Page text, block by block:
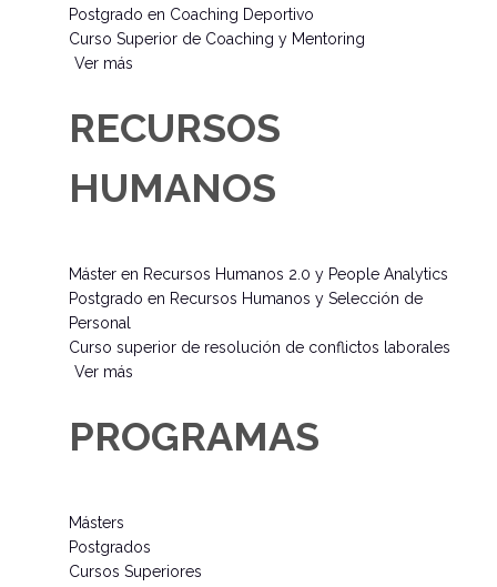
Postgrado en Coaching Deportivo
Curso Superior de Coaching y Mentoring
Ver más
RECURSOS
HUMANOS
Máster en Recursos Humanos 2.0 y People Analytics
Postgrado en Recursos Humanos y Selección de
Personal
Curso superior de resolución de conflictos laborales
Ver más
PROGRAMAS
Másters
Postgrados
Cursos Superiores